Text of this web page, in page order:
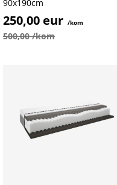
90x190cm
250,00 eur /kom
500,00 /kom